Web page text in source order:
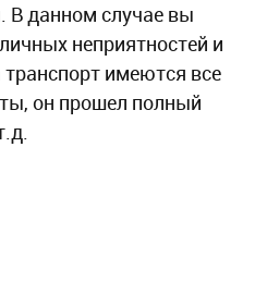
В данном случае вы
неприятностей и
имеются все
он прошел полный